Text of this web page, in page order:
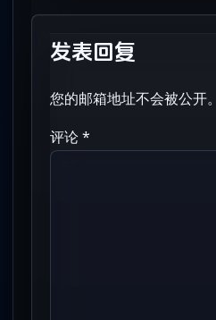
发表回复
您的邮箱地址不会被公开。
评论*